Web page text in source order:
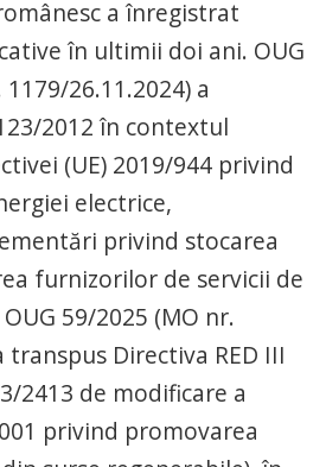
a înregistrat
în ultimii doi ani. OUG
26.11.2024) a
2012 în contextul
(UE) 2019/944 privind
electrice,
privind stocarea
furnizorilor de servicii de
59/2025 (MO nr.
transpus Directiva RED III
2413 de modificare a
privind promovarea